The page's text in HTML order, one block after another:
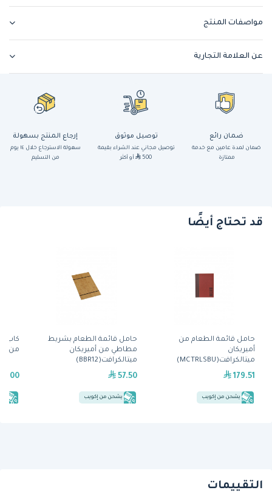
مواصفات المنتج
عن العلامة التجارية
ضمان رائع
ضمان لمدة عامين مع خدمة
ممتازة
توصيل موثوق
توصيل مجاني عند الشراء بقيمة
500
أو أكثر
إرجاع المنتج بسهولة
سهولة الاسترجاع خلال ١٤ يوم
من التسليم
قد تحتاج أيضًا
حامل قائمة الطعام من
أميريكان
ميتالكرافت(MCTRLSBU)
179.51
يشحن من إكويب
حامل قائمة الطعام بشريط
مطاطي من أميريكان
ميتالكرافت(BBR12)
57.50
يشحن من إكويب
كاب
من
التقييمات